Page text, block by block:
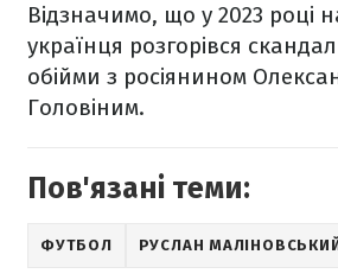
Відзначимо, що у 2023 році
українця розгорівся
обійми з росіянином
Головіним.
Пов'язані теми:
ФУТБОЛ РУСЛАН